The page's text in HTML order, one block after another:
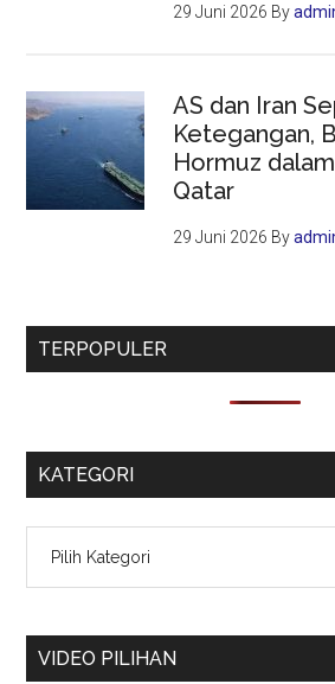
29 Juni 2026 By
AS dan Iran
Ketegangan,
Hormuz
Qatar
29 Juni 2026 By
TERPOPULER
KATEGORI
VIDEO PILIHAN